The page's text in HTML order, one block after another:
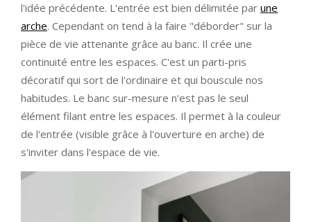
l'idée précédente. L'entrée est bien délimitée par une
arche. Cependant on tend à la faire "déborder" sur la
pièce de vie attenante grâce au banc. Il crée une
continuité entre les espaces. C'est un parti-pris
décoratif qui sort de l'ordinaire et qui bouscule nos
habitudes. Le banc sur-mesure n'est pas le seul
élément filant entre les espaces. Il permet à la couleur
de l'entrée (visible grâce à l'ouverture en arche) de
s'inviter dans l'espace de vie.